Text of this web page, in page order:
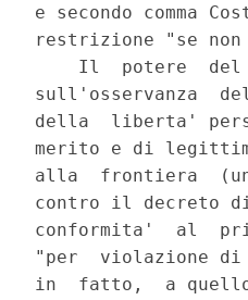
e secondo comma
restrizione "se
Il  potere
sull'osservanza
della  liberta'
merito e di
alla  frontiera
contro il decreto
conformita'  al
"per  violazione
in  fatto,  a